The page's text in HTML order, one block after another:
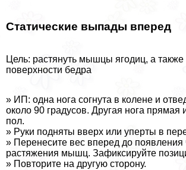
Статические выпады вперед
Цель: растянуть мышцы ягoдиц, а также
поверхности бедра
» ИП: одна нога согнута в колене и
около 90 градусов. Другая нога прямая
пол.
» Руки подняты вверх или уперты в
» Перенесите вес вперед до появления
растяжения мышц. Зафиксируйте
» Повторите на другую сторону.